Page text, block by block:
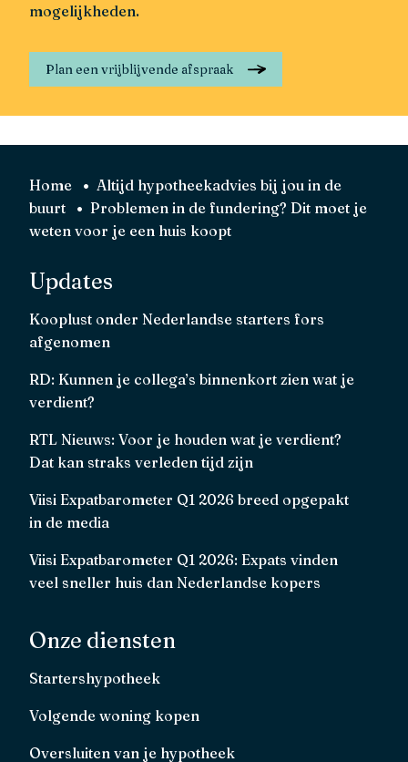
mogelijkheden.
Plan een vrijblijvende afspraak
Home
Altijd hypotheekadvies bij jou in de
buurt
Problemen in de fundering? Dit moet je
weten voor je een huis koopt
Updates
Kooplust onder Nederlandse starters fors
afgenomen
RD: Kunnen je collega’s binnenkort zien wat je
verdient?
RTL Nieuws: Voor je houden wat je verdient?
Dat kan straks verleden tijd zijn
Viisi Expatbarometer Q1 2026 breed opgepakt
in de media
Viisi Expatbarometer Q1 2026: Expats vinden
veel sneller huis dan Nederlandse kopers
Onze diensten
Startershypotheek
Volgende woning kopen
Oversluiten van je hypotheek